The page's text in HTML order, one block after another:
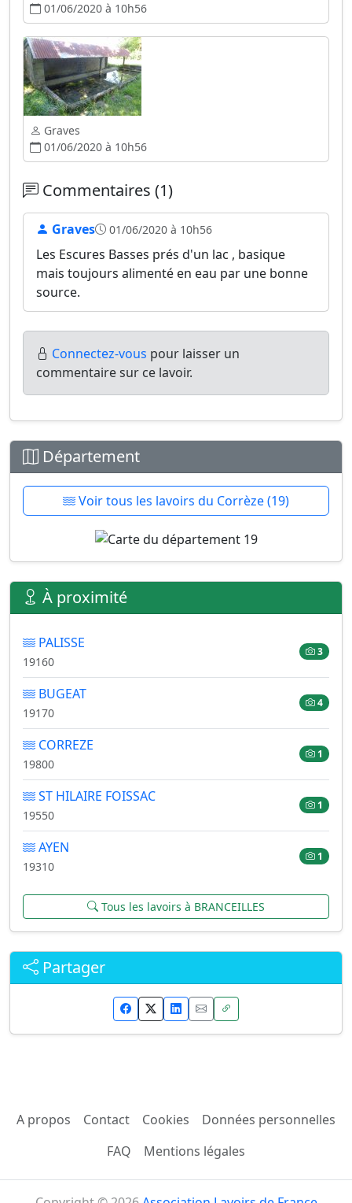
01/06/2020 à 10h56
Graves
01/06/2020 à 10h56
Commentaires (1)
Graves 01/06/2020 à 10h56
Les Escures Basses prés d'un lac , basique
mais toujours alimenté en eau par une bonne
source.
Connectez-vous pour laisser un
commentaire sur ce lavoir.
Département
Voir tous les lavoirs du Corrèze (19)
À proximité
PALISSE
19160
3
BUGEAT
19170
4
CORREZE
19800
1
ST HILAIRE FOISSAC
19550
1
AYEN
19310
1
Tous les lavoirs à BRANCEILLES
Partager
A propos Contact Cookies
Données personnelles
FAQ
Mentions légales